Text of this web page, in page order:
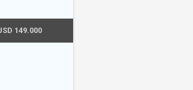
149.000